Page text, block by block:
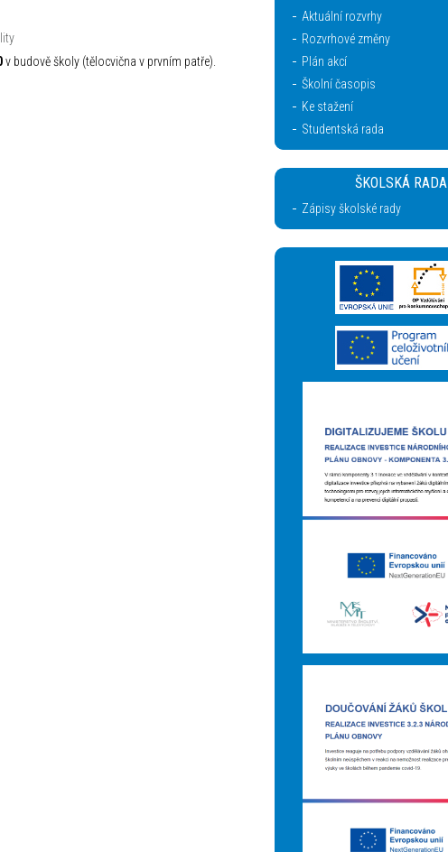
v budově školy (tělocvična v prvním patře).
Aktuální rozvrhy
Rozvrhové změny
Plán akcí
Školní časopis
Ke stažení
Studentská rada
ŠKOLSKÁ RADA
Zápisy školské rady